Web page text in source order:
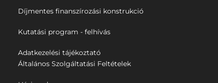
Díjmentes finanszírozási konstrukció
Kutatási program - felhívás
Adatkezelési tájékoztató
Általános Szolgáltatási Feltételek